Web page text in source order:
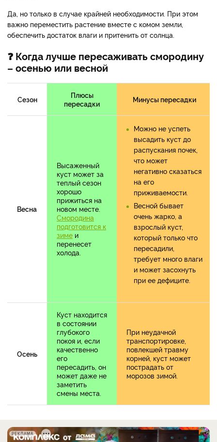
Да, но только в случае крайней необходимости. При этом
важно переместить растение вместе с комом земли,
обеспечить достаток влаги и притенить от солнца.
❓ Когда лучше пересаживать смородину
– осенью или весной
Сезон
Плюсы
пересадки
Минусы пересадки
Весна
Высаженный
куст может за
теплый сезон
хорошо
прижиться на
новом месте.
Смородина
подготовится к
зиме и
перенесет
холода.
Можно не успеть
высадить куст до
распускания почек,
что может
негативно сказаться
на его
приживаемости.
Весной бывает
очень жарко, а
взрослый куст,
который только что
пересадили,
требует много влаги
и может засохнуть
при ее дефиците.
Осень
Куст находится
в состоянии
глубокого
покоя и, если
качественно
его
пересадить, он
может даже не
заметить
смены места.
При неудачной
транспортировке,
повлекшей травму
корней, куст может
пострадать от
морозов зимой.
РЕКЛАМА